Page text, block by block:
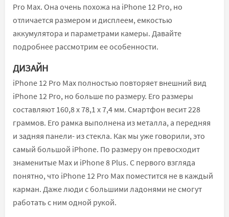
Pro Max. Она очень похожа на iPhone 12 Pro, но
отличается размером и дисплеем, емкостью
аккумулятора и параметрами камеры. Давайте
подробнее рассмотрим ее особенности.
ДИЗАЙН
iPhone 12 Pro Max полностью повторяет внешний вид
iPhone 12 Pro, но больше по размеру. Его размеры
составляют 160,8 х 78,1 х 7,4 мм. Смартфон весит 228
граммов. Его рамка выполнена из металла, а передняя
и задняя панели- из стекла. Как мы уже говорили, это
самый большой iPhone. По размеру он превосходит
знаменитые Max и iPhone 8 Plus. С первого взгляда
понятно, что iPhone 12 Pro Max поместится не в каждый
карман. Даже люди с большими ладонями не смогут
работать с ним одной рукой.